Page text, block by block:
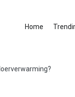
Home